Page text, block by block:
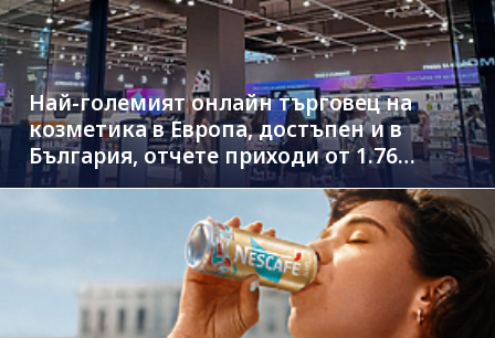
Най-големият онлайн търговец на
козметика в Европа, достъпен и в
България, отчете приходи от 1.76
млрд. евро